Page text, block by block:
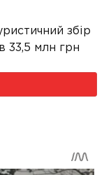
збір
33,5 млн грн